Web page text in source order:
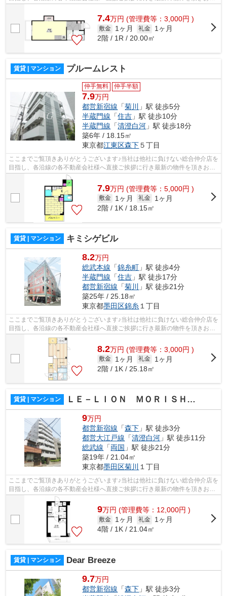
様へ提供しております！最新の情報は...
7.4万円 (管理費等：3,000円 )
敷金 1ヶ月 礼金
1ヶ月
2階 / 1R / 20.00㎡
賃貸 | マンション プルームレスト
仲手無料 仲手半額
7.9万円
都営新宿線 「菊川
」駅 徒歩5分
半蔵門線 「住吉 」駅 徒歩10分
半蔵門線 「清澄白河 」駅 徒歩18分
築6年 / 18.15㎡
東京都江東区森下５丁目
ここまでご覧頂きありがとうございます♪当社は他社に負けない総合仲介店を
目指し、各沿線の各不動産会社様へ直接ご挨拶に行き最新の物件を頂きお客
様へ提供しております！最新の情報は...
7.9万円 (管理費等：5,000円 )
敷金 1ヶ月 礼金
1ヶ月
2階 / 1K / 18.15㎡
賃貸 | マンション キミシゲビル
8.2万円
総武本線 「錦糸町 」駅 徒歩4分
半蔵門線 「住吉 」駅 徒歩17分
都営新宿線 「菊川
」駅 徒歩21分
築25年 / 25.18㎡
東京都墨田区錦糸 １丁目
ここまでご覧頂きありがとうございます♪当社は他社に負けない総合仲介店を
目指し、各沿線の各不動産会社様へ直接ご挨拶に行き最新の物件を頂きお客
様へ提供しております！最新の情報は...
8.2万円 (管理費等：3,000円 )
敷金 1ヶ月 礼金
1ヶ月
2階 / 1K / 25.18㎡
賃貸 | マンション ＬＥ－ＬＩＯＮ ＭＯＲＩＳＨＩＴＡ ＥＬ ＶＩＥＮＴ ＥＡＲＴＨ
9万円
都営新宿線 「森下 」駅 徒歩3分
都営大江戸線 「清澄白河 」駅 徒歩11分
総武線 「両国 」駅 徒歩21分
築19年 / 21.04㎡
東京都墨田区菊川 １丁目
ここまでご覧頂きありがとうございます♪当社は他社に負けない総合仲介店を
目指し、各沿線の各不動産会社様へ直接ご挨拶に行き最新の物件を頂きお客
様へ提供しております！最新の情報は...
9万円 (管理費等：12,000円 )
敷金 1ヶ月 礼金
1ヶ月
4階 / 1K / 21.04㎡
賃貸 | マンション Dear Breeze
9.7万円
都営新宿線 「森下 」駅 徒歩3分